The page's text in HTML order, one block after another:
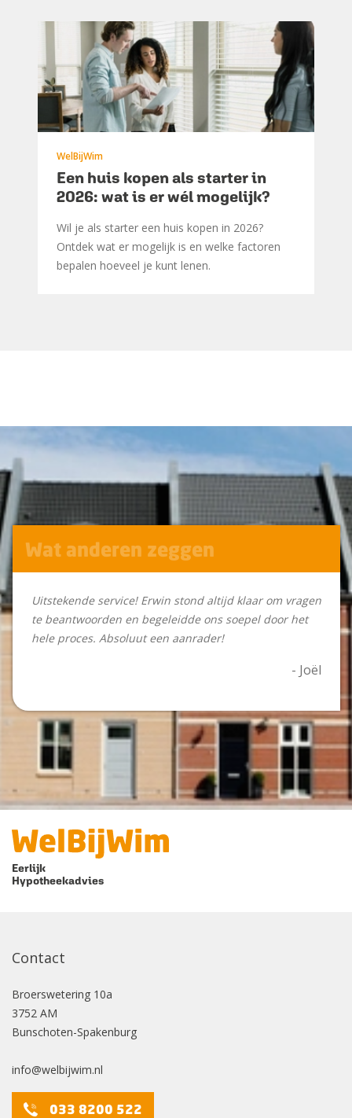
WelBijWim
Een huis kopen als starter in
2026: wat is er wél mogelijk?
Wil je als starter een huis kopen in 2026?
Ontdek wat er mogelijk is en welke factoren
bepalen hoeveel je kunt lenen.
Wat anderen zeggen
Uitstekende service! Erwin stond altijd klaar om vragen
te beantwoorden en begeleidde ons soepel door het
hele proces. Absoluut een aanrader!
- Joël
Eerlijk
Hypotheekadvies
Contact
Broerswetering 10a
3752 AM
Bunschoten-Spakenburg
info@welbijwim.nl
033 8200 522